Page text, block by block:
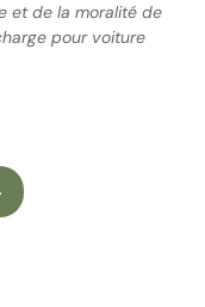
et de la moralité de
pour voiture